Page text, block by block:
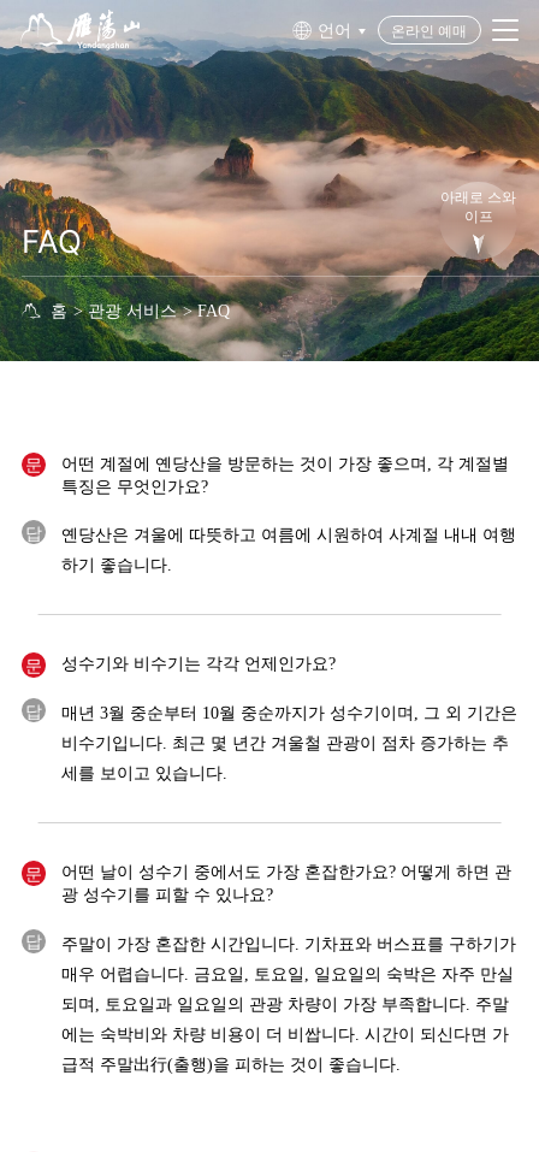
 언어  온라인 예매
아래로 스와
이프
FAQ
 홈 > 관광 서비스 > FAQ
문
어떤 계절에 옌당산을 방문하는 것이 가장 좋으며, 각 계절별
특징은 무엇인가요?
답
옌당산은 겨울에 따뜻하고 여름에 시원하여 사계절 내내 여행
하기 좋습니다.
문 성수기와 비수기는 각각 언제인가요?
답
매년 3월 중순부터 10월 중순까지가 성수기이며, 그 외 기간은
비수기입니다. 최근 몇 년간 겨울철 관광이 점차 증가하는 추
세를 보이고 있습니다.
문
어떤 날이 성수기 중에서도 가장 혼잡한가요? 어떻게 하면 관
광 성수기를 피할 수 있나요?
답
주말이 가장 혼잡한 시간입니다. 기차표와 버스표를 구하기가
매우 어렵습니다. 금요일, 토요일, 일요일의 숙박은 자주 만실
되며, 토요일과 일요일의 관광 차량이 가장 부족합니다. 주말
에는 숙박비와 차량 비용이 더 비쌉니다. 시간이 되신다면 가
급적 주말出行(출행)을 피하는 것이 좋습니다.